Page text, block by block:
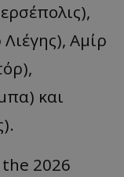
Αμίρ
και
the 2026